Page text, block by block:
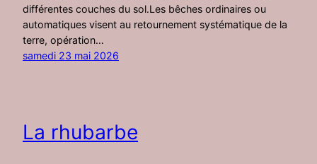
différentes couches du sol.Les bêches ordinaires ou
automatiques visent au retournement systématique de la
terre, opération…
samedi 23 mai 2026
La rhubarbe